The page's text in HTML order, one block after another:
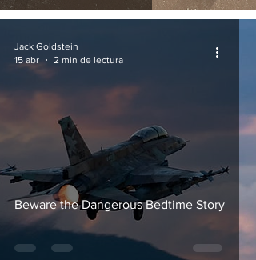
Beware the Dangerous Bedtime Story
Jack Goldstein
15 abr
2 min de lectura